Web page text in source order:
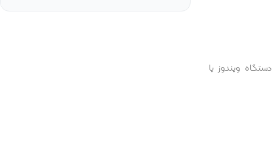
ویندوز یا